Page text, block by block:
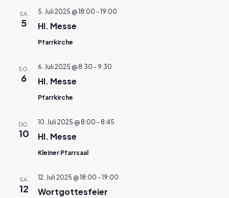
SA.
5 Hl. Messe
5. Juli 2025 @ 18:00 - 19:00
Pfarrkirche
SO.
6 Hl. Messe
6. Juli 2025 @ 8:30 - 9:30
Pfarrkirche
DO.
10 Hl. Messe
10. Juli 2025 @ 8:00 - 8:45
Kleiner Pfarrsaal
SA.
12 Wortgottesfeier
12. Juli 2025 @ 18:00 - 19:00